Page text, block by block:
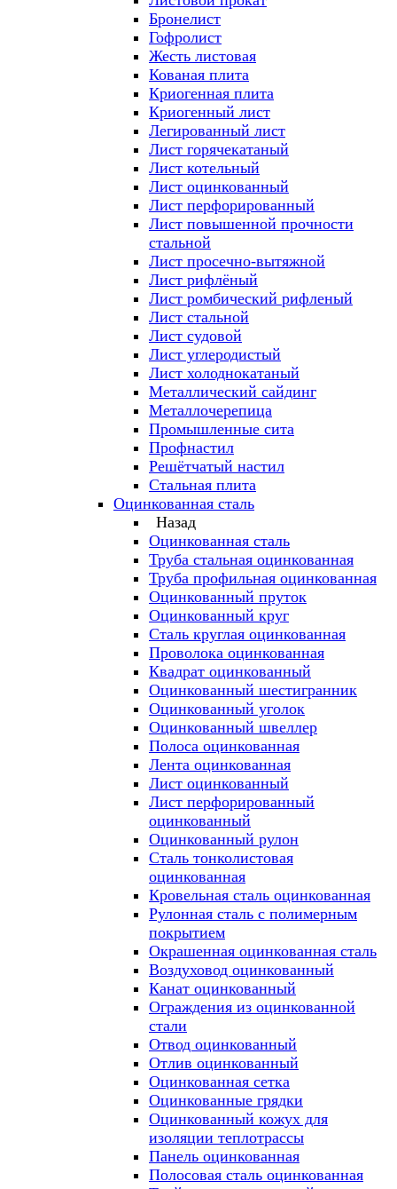
Бронелист
Гофролист
Жесть листовая
Кованая плита
Криогенная плита
Криогенный лист
Легированный лист
Лист горячекатаный
Лист котельный
Лист оцинкованный
Лист перфорированный
Лист повышенной прочности
стальной
Лист просечно-вытяжной
Лист рифлёный
Лист ромбический рифленый
Лист стальной
Лист судовой
Лист углеродистый
Лист холоднокатаный
Металлический сайдинг
Металлочерепица
Промышленные сита
Профнастил
Решётчатый настил
Стальная плита
Оцинкованная сталь
Назад
Оцинкованная сталь
Труба стальная оцинкованная
Труба профильная оцинкованная
Оцинкованный пруток
Оцинкованный круг
Сталь круглая оцинкованная
Проволока оцинкованная
Квадрат оцинкованный
Оцинкованный шестигранник
Оцинкованный уголок
Оцинкованный швеллер
Полоса оцинкованная
Лента оцинкованная
Лист оцинкованный
Лист перфорированный
оцинкованный
Оцинкованный рулон
Сталь тонколистовая
оцинкованная
Кровельная сталь оцинкованная
Рулонная сталь с полимерным
покрытием
Окрашенная оцинкованная сталь
Воздуховод оцинкованный
Канат оцинкованный
Ограждения из оцинкованной
стали
Отвод оцинкованный
Отлив оцинкованный
Оцинкованная сетка
Оцинкованные грядки
Оцинкованный кожух для
изоляции теплотрассы
Панель оцинкованная
Полосовая сталь оцинкованная